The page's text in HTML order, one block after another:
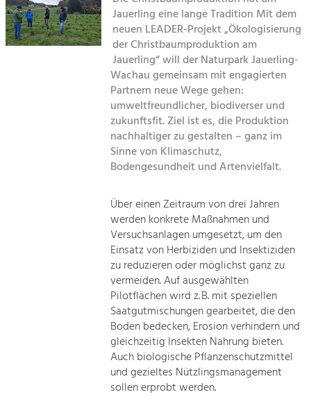
Suche
Landscape.
Tourism
Offer Development and Positioning
Art & Culture
Crafts, Science and Research.
Social Affairs, Education
Equality, Youth and Integration.
Mobility & Energy
Climate Change, Public Transport and
Renewable Energy.
Increase in Regional Value Added.
Jauerling eine lange Tradition Mit dem
neuen LEADER-Projekt „Ökologisierung
der Christbaumproduktion am
Jauerling“ will der Naturpark Jauerling-
Wachau gemeinsam mit engagierten
Partnern neue Wege gehen:
umweltfreundlicher, biodiverser und
zukunftsfit. Ziel ist es, die Produktion
nachhaltiger zu gestalten – ganz im
Sinne von Klimaschutz,
Bodengesundheit und Artenvielfalt.
Über einen Zeitraum von drei Jahren
werden konkrete Maßnahmen und
Versuchsanlagen umgesetzt, um den
Einsatz von Herbiziden und Insektiziden
zu reduzieren oder möglichst ganz zu
vermeiden. Auf ausgewählten
Pilotflächen wird z. B. mit speziellen
Saatgutmischungen gearbeitet, die den
Boden bedecken, Erosion verhindern und
gleichzeitig Insekten Nahrung bieten.
Auch biologische Pflanzenschutzmittel
und gezieltes Nützlingsmanagement
sollen erprobt werden.